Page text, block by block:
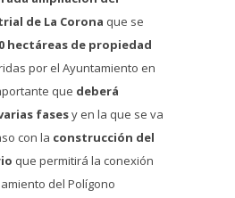
de La Corona que se
hectáreas de propiedad
por el Ayuntamiento en
que deberá
fasesy en la que se va
con la construcción del
que permitirá la conexión
del Polígono